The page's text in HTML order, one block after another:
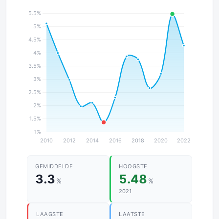
GEMIDDELDE
3.3 %
HOOGSTE
5.48 %
2021
LAAGSTE LAATSTE